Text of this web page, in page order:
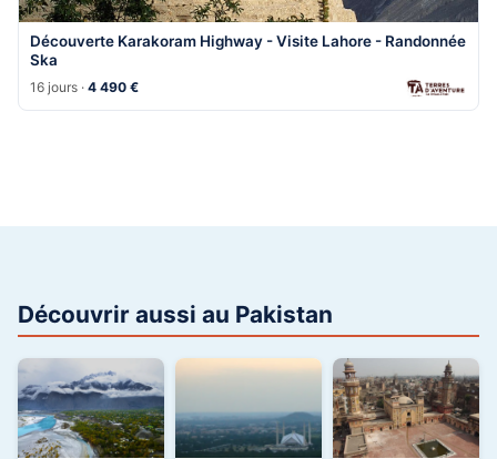
Découverte Karakoram Highway - Visite Lahore - Randonnée
Ska
16 jours ·4 490 €
Découvrir aussi au Pakistan